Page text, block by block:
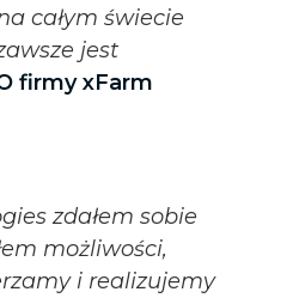
całym świecie
jest
firmy xFarm
zdałem sobie
możliwości,
i realizujemy